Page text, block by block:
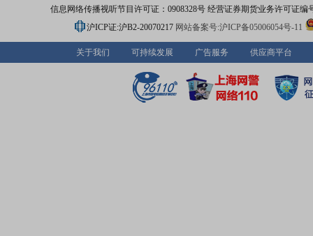
信息网络传播视听节目许可证：0908328号 经营证券期货业务许可证编
沪ICP证:沪B2-20070217 网站备案号:沪ICP备05006054号-11
关于我们 可持续发展 广告服务 供应商平台